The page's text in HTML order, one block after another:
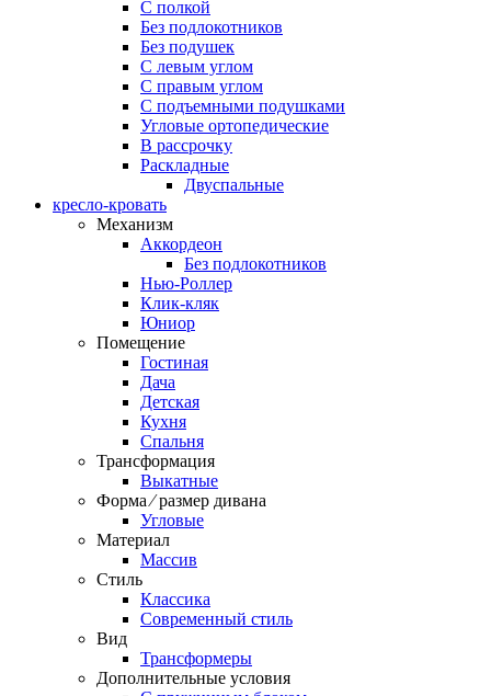
С полкой
Без подлокотников
Без подушек
C левым углом
C правым углом
С подъемными подушками
Угловые ортопедические
В рассрочку
Раскладные
Двуспальные
кресло-кровать
Механизм
Аккордеон
Без подлокотников
Нью-Роллер
Клик-кляк
Юниор
Помещение
Гостиная
Дача
Детская
Кухня
Спальня
Трансформация
Выкатные
Форма ⁄ размер дивана
Угловые
Материал
Массив
Стиль
Классика
Современный стиль
Вид
Трансформеры
Дополнительные условия